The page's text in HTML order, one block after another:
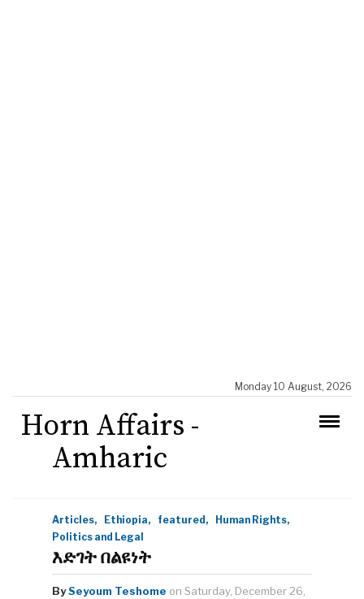
Monday 10 August, 2026
Horn Affairs -
Amharic
Articles, Ethiopia, featured,
Human Rights,
Politics and Legal
እድገት በልዩነት
BySeyoum Teshome on Saturday, December 26,